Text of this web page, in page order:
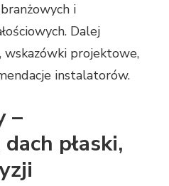
i
Dalej
wskazówki projektowe,
instalatorów.
–
płaski,